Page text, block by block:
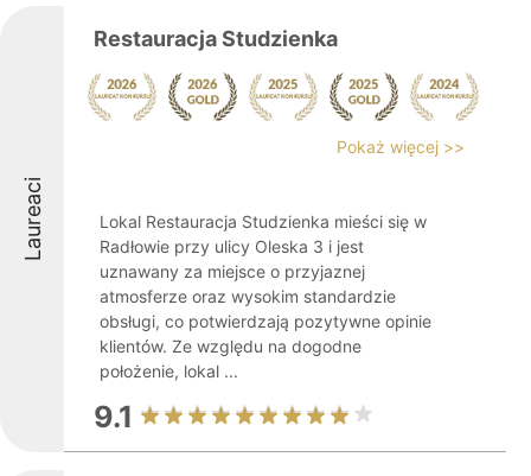
Laureaci
Restauracja Studzienka
Pokaż więcej >>
Lokal Restauracja Studzienka mieści się w
Radłowie przy ulicy Oleska 3 i jest
uznawany za miejsce o przyjaznej
atmosferze oraz wysokim standardzie
obsługi, co potwierdzają pozytywne opinie
klientów. Ze względu na dogodne
położenie, lokal ...
9.1